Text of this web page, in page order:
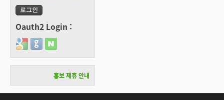
Oauth2 Login :
Login with Google
Login with GitHub
Login with Naver
홍보 제휴 안내